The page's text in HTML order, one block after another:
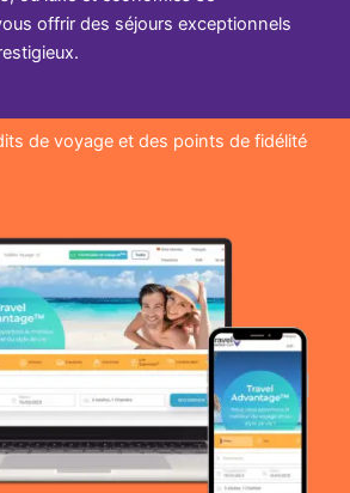
offrir des séjours exceptionnels
de voyage et des points de fidélité